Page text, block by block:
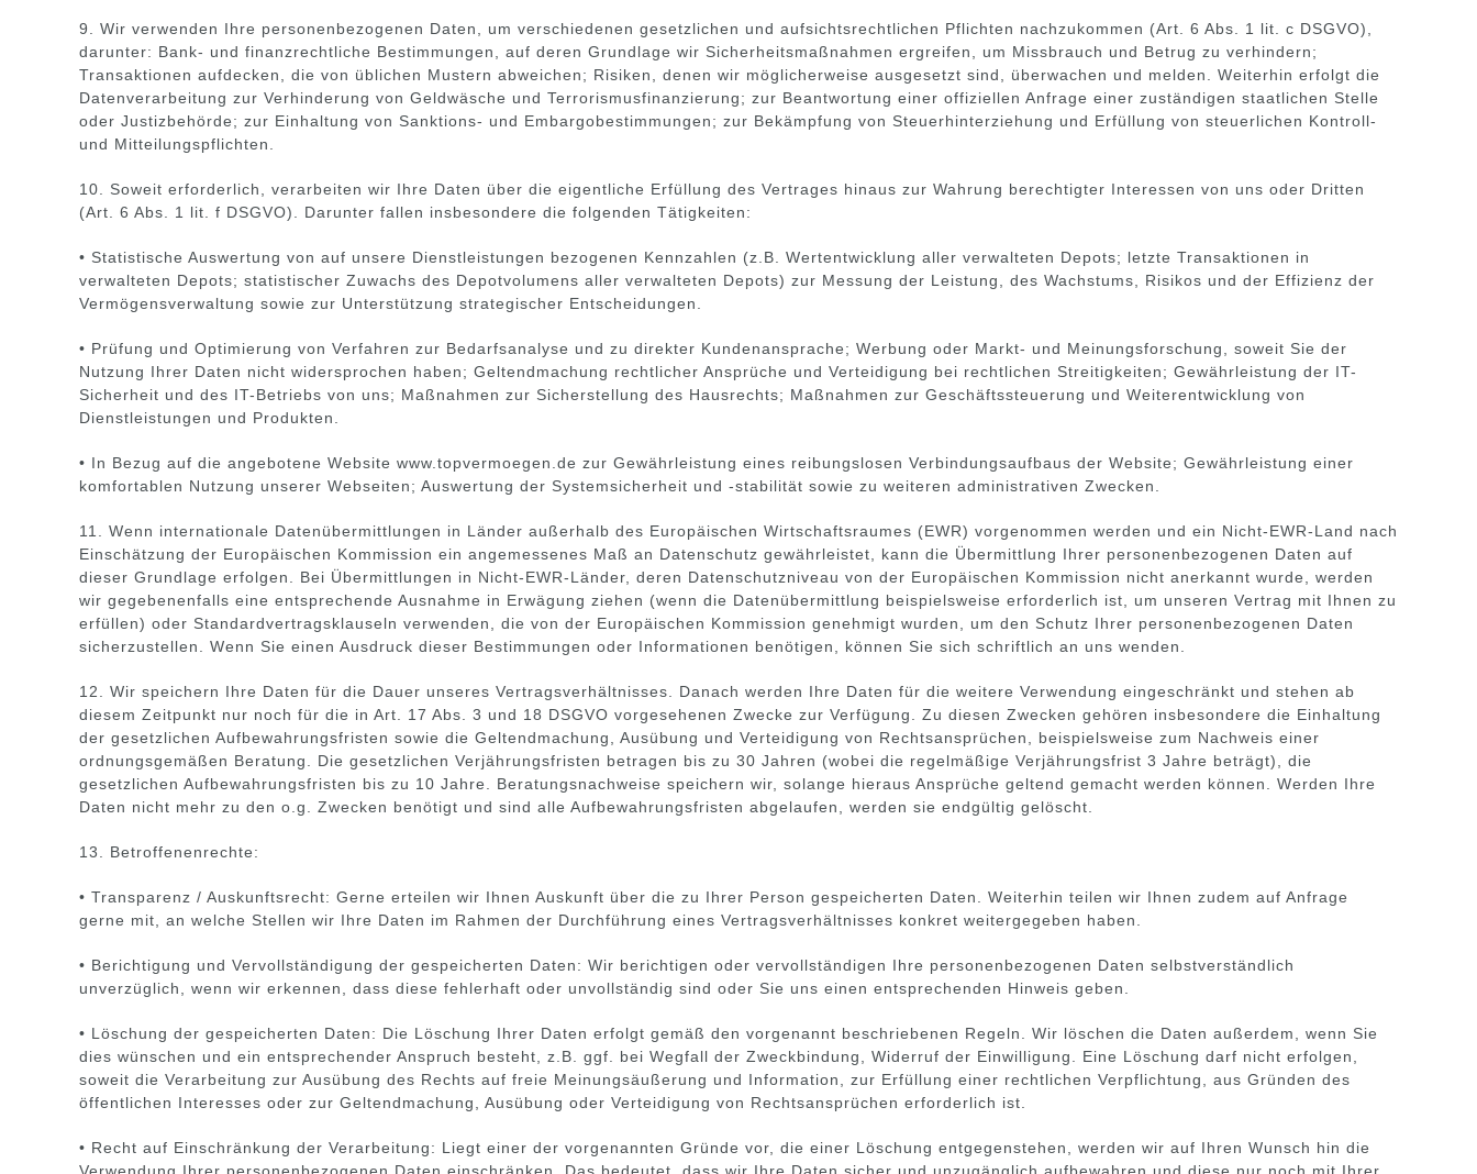
9. Wir verwenden Ihre personenbezogenen Daten, um verschiedenen gesetzlichen und aufsichtsrechtlichen Pflichten nachzukommen (Art. 6 Abs. 1 lit. c DSGVO),
darunter: Bank- und finanzrechtliche Bestimmungen, auf deren Grundlage wir Sicherheitsmaßnahmen ergreifen, um Missbrauch und Betrug zu verhindern;
Transaktionen aufdecken, die von üblichen Mustern abweichen; Risiken, denen wir möglicherweise ausgesetzt sind, überwachen und melden. Weiterhin erfolgt die
Datenverarbeitung zur Verhinderung von Geldwäsche und Terrorismusfinanzierung; zur Beantwortung einer offiziellen Anfrage einer zuständigen staatlichen Stelle
oder Justizbehörde; zur Einhaltung von Sanktions- und Embargobestimmungen; zur Bekämpfung von Steuerhinterziehung und Erfüllung von steuerlichen Kontroll-
und Mitteilungspflichten.
10. Soweit erforderlich, verarbeiten wir Ihre Daten über die eigentliche Erfüllung des Vertrages hinaus zur Wahrung berechtigter Interessen von uns oder Dritten
(Art. 6 Abs. 1 lit. f DSGVO). Darunter fallen insbesondere die folgenden Tätigkeiten:
• Statistische Auswertung von auf unsere Dienstleistungen bezogenen Kennzahlen (z.B. Wertentwicklung aller verwalteten Depots; letzte Transaktionen in
verwalteten Depots; statistischer Zuwachs des Depotvolumens aller verwalteten Depots) zur Messung der Leistung, des Wachstums, Risikos und der Effizienz der
Vermögensverwaltung sowie zur Unterstützung strategischer Entscheidungen.
• Prüfung und Optimierung von Verfahren zur Bedarfsanalyse und zu direkter Kundenansprache; Werbung oder Markt- und Meinungsforschung, soweit Sie der
Nutzung Ihrer Daten nicht widersprochen haben; Geltendmachung rechtlicher Ansprüche und Verteidigung bei rechtlichen Streitigkeiten; Gewährleistung der IT-
Sicherheit und des IT-Betriebs von uns; Maßnahmen zur Sicherstellung des Hausrechts; Maßnahmen zur Geschäftssteuerung und Weiterentwicklung von
Dienstleistungen und Produkten.
• In Bezug auf die angebotene Website www.topvermoegen.de zur Gewährleistung eines reibungslosen Verbindungsaufbaus der Website; Gewährleistung einer
komfortablen Nutzung unserer Webseiten; Auswertung der Systemsicherheit und -stabilität sowie zu weiteren administrativen Zwecken.
11. Wenn internationale Datenübermittlungen in Länder außerhalb des Europäischen Wirtschaftsraumes (EWR) vorgenommen werden und ein Nicht-EWR-Land nach
Einschätzung der Europäischen Kommission ein angemessenes Maß an Datenschutz gewährleistet, kann die Übermittlung Ihrer personenbezogenen Daten auf
dieser Grundlage erfolgen. Bei Übermittlungen in Nicht-EWR-Länder, deren Datenschutzniveau von der Europäischen Kommission nicht anerkannt wurde, werden
wir gegebenenfalls eine entsprechende Ausnahme in Erwägung ziehen (wenn die Datenübermittlung beispielsweise erforderlich ist, um unseren Vertrag mit Ihnen zu
erfüllen) oder Standardvertragsklauseln verwenden, die von der Europäischen Kommission genehmigt wurden, um den Schutz Ihrer personenbezogenen Daten
sicherzustellen. Wenn Sie einen Ausdruck dieser Bestimmungen oder Informationen benötigen, können Sie sich schriftlich an uns wenden.
12. Wir speichern Ihre Daten für die Dauer unseres Vertragsverhältnisses. Danach werden Ihre Daten für die weitere Verwendung eingeschränkt und stehen ab
diesem Zeitpunkt nur noch für die in Art. 17 Abs. 3 und 18 DSGVO vorgesehenen Zwecke zur Verfügung. Zu diesen Zwecken gehören insbesondere die Einhaltung
der gesetzlichen Aufbewahrungsfristen sowie die Geltendmachung, Ausübung und Verteidigung von Rechtsansprüchen, beispielsweise zum Nachweis einer
ordnungsgemäßen Beratung. Die gesetzlichen Verjährungsfristen betragen bis zu 30 Jahren (wobei die regelmäßige Verjährungsfrist 3 Jahre beträgt), die
gesetzlichen Aufbewahrungsfristen bis zu 10 Jahre. Beratungsnachweise speichern wir, solange hieraus Ansprüche geltend gemacht werden können. Werden Ihre
Daten nicht mehr zu den o.g. Zwecken benötigt und sind alle Aufbewahrungsfristen abgelaufen, werden sie endgültig gelöscht.
13. Betroffenenrechte:
• Transparenz / Auskunftsrecht: Gerne erteilen wir Ihnen Auskunft über die zu Ihrer Person gespeicherten Daten. Weiterhin teilen wir Ihnen zudem auf Anfrage
gerne mit, an welche Stellen wir Ihre Daten im Rahmen der Durchführung eines Vertragsverhältnisses konkret weitergegeben haben.
• Berichtigung und Vervollständigung der gespeicherten Daten: Wir berichtigen oder vervollständigen Ihre personenbezogenen Daten selbstverständlich
unverzüglich, wenn wir erkennen, dass diese fehlerhaft oder unvollständig sind oder Sie uns einen entsprechenden Hinweis geben.
• Löschung der gespeicherten Daten: Die Löschung Ihrer Daten erfolgt gemäß den vorgenannt beschriebenen Regeln. Wir löschen die Daten außerdem, wenn Sie
dies wünschen und ein entsprechender Anspruch besteht, z.B. ggf. bei Wegfall der Zweckbindung, Widerruf der Einwilligung. Eine Löschung darf nicht erfolgen,
soweit die Verarbeitung zur Ausübung des Rechts auf freie Meinungsäußerung und Information, zur Erfüllung einer rechtlichen Verpflichtung, aus Gründen des
öffentlichen Interesses oder zur Geltendmachung, Ausübung oder Verteidigung von Rechtsansprüchen erforderlich ist.
• Recht auf Einschränkung der Verarbeitung: Liegt einer der vorgenannten Gründe vor, die einer Löschung entgegenstehen, werden wir auf Ihren Wunsch hin die
Verwendung Ihrer personenbezogenen Daten einschränken. Das bedeutet, dass wir Ihre Daten sicher und unzugänglich aufbewahren und diese nur noch mit Ihrer